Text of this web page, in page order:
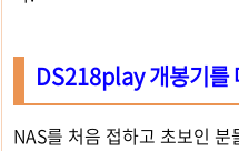
DS218play 개봉기를
NAS를 처음 접하고 초보인